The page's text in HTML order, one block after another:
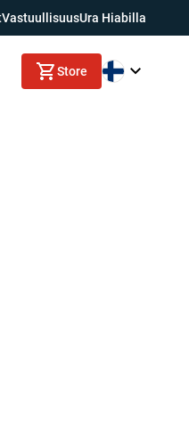
VastuullisuusUra Hiabilla
Store